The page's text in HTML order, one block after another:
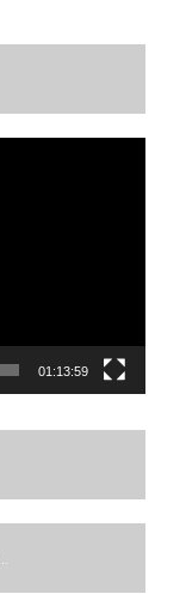
01:13:59